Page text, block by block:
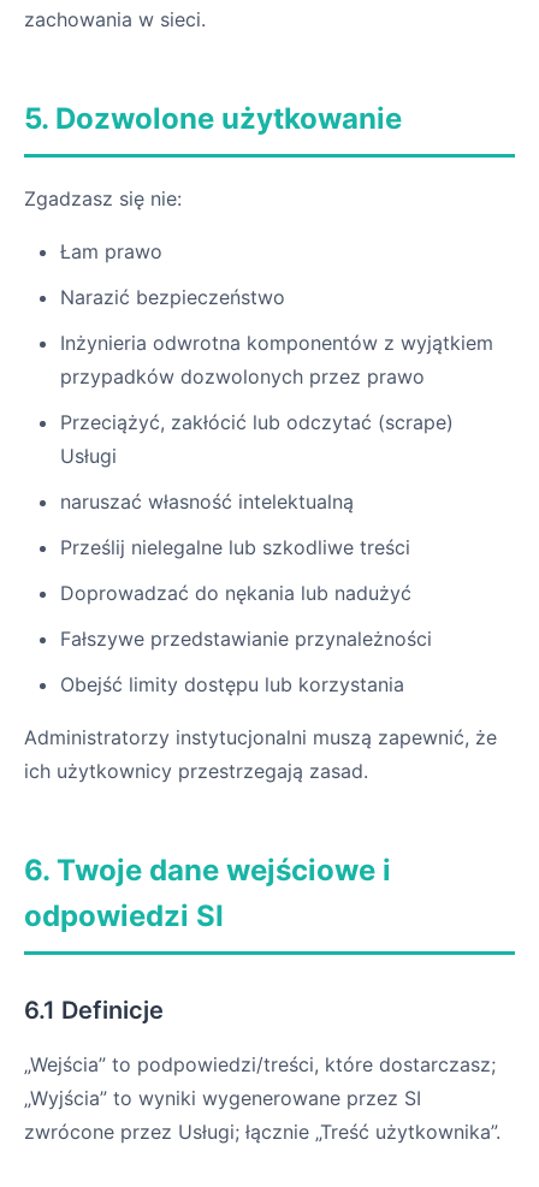
zachowania w sieci.
5. Dozwolone użytkowanie
Zgadzasz się nie:
Łam prawo
Narazić bezpieczeństwo
Inżynieria odwrotna komponentów z wyjątkiem
przypadków dozwolonych przez prawo
Przeciążyć, zakłócić lub odczytać (scrape)
Usługi
naruszać własność intelektualną
Prześlij nielegalne lub szkodliwe treści
Doprowadzać do nękania lub nadużyć
Fałszywe przedstawianie przynależności
Obejść limity dostępu lub korzystania
Administratorzy instytucjonalni muszą zapewnić, że
ich użytkownicy przestrzegają zasad.
6. Twoje dane wejściowe i
odpowiedzi SI
6.1 Definicje
„Wejścia” to podpowiedzi/treści, które dostarczasz;
„Wyjścia” to wyniki wygenerowane przez SI
zwrócone przez Usługi; łącznie „Treść użytkownika”.